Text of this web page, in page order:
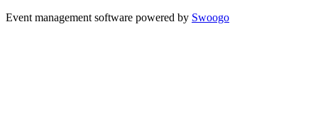
Event management software powered by Swoogo